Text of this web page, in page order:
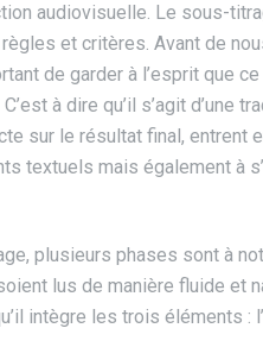
audiovisuelle. Le sous-
et critères. Avant de
de garder à l’esprit que
à dire qu’il s’agit
sur le résultat final,
textuels mais également à
plusieurs phases sont à
lus de manière fluide et
intègre les trois éléments :